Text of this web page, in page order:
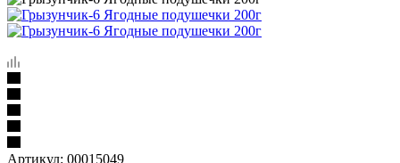
Артикул: 00015049